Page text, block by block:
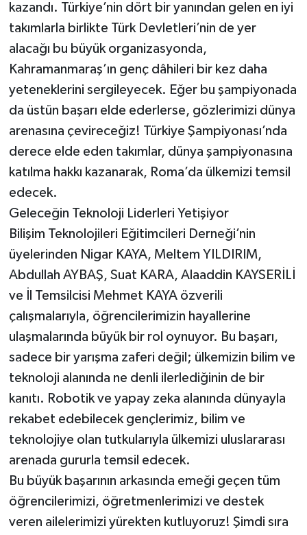
kazandı. Türkiye’nin dört bir yanından gelen en iyi
takımlarla birlikte Türk Devletleri’nin de yer
alacağı bu büyük organizasyonda,
Kahramanmaraş’ın genç dâhileri bir kez daha
yeteneklerini sergileyecek. Eğer bu şampiyonada
da üstün başarı elde ederlerse, gözlerimizi dünya
arenasına çevireceğiz! Türkiye Şampiyonası’nda
derece elde eden takımlar, dünya şampiyonasına
katılma hakkı kazanarak, Roma’da ülkemizi temsil
edecek.
Geleceğin Teknoloji Liderleri Yetişiyor
Bilişim Teknolojileri Eğitimcileri Derneği’nin
üyelerinden Nigar KAYA, Meltem YILDIRIM,
Abdullah AYBAŞ, Suat KARA, Alaaddin KAYSERİLİ
ve İl Temsilcisi Mehmet KAYA özverili
çalışmalarıyla, öğrencilerimizin hayallerine
ulaşmalarında büyük bir rol oynuyor. Bu başarı,
sadece bir yarışma zaferi değil; ülkemizin bilim ve
teknoloji alanında ne denli ilerlediğinin de bir
kanıtı. Robotik ve yapay zeka alanında dünyayla
rekabet edebilecek gençlerimiz, bilim ve
teknolojiye olan tutkularıyla ülkemizi uluslararası
arenada gururla temsil edecek.
Bu büyük başarının arkasında emeği geçen tüm
öğrencilerimizi, öğretmenlerimizi ve destek
veren ailelerimizi yürekten kutluyoruz! Şimdi sıra
Politika
YEREL
BÖLGEDEN
BİLİM TEKNOLOJİ
ASAYİŞ
SEÇİM 2015
BİLİM VE TEKNOLOJİ
YARIŞMALAR
HABERDE İNSAN